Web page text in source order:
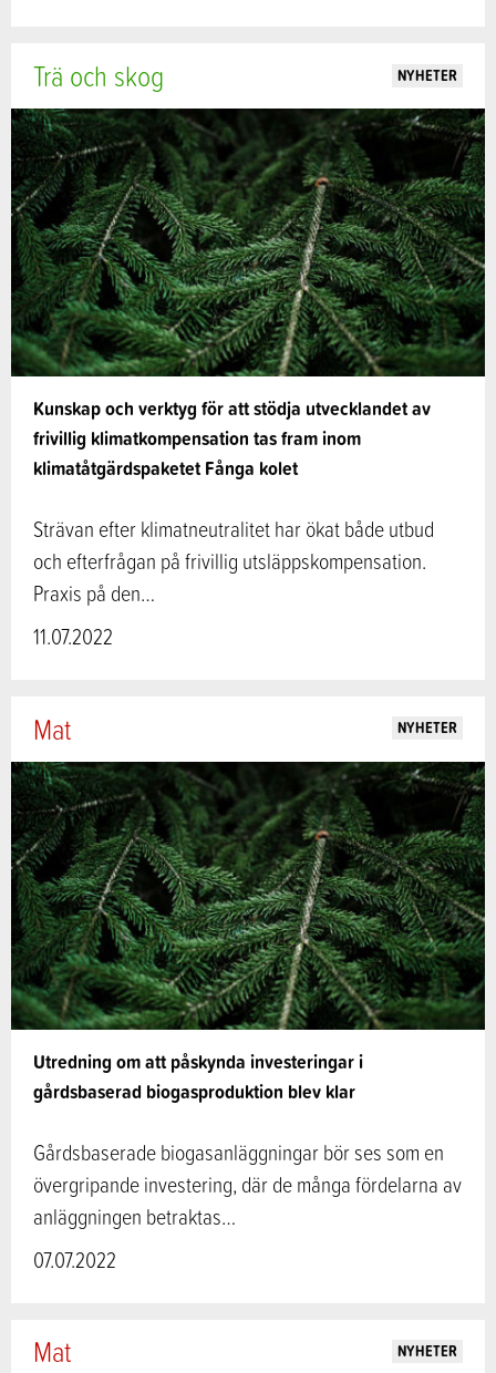
Kunskap och verktyg för att stödja utvecklandet av
frivillig klimatkompensation tas fram inom
klimatåtgärdspaketet Fånga kolet
Trä och skog NYHETER
Strävan efter klimatneutralitet har ökat både utbud
och efterfrågan på frivillig utsläppskompensation.
Praxis på den…
11.07.2022
Utredning om att påskynda investeringar i
gårdsbaserad biogasproduktion blev klar
Mat NYHETER
Gårdsbaserade biogasanläggningar bör ses som en
övergripande investering, där de många fördelarna av
anläggningen betraktas…
07.07.2022
Mat NYHETER